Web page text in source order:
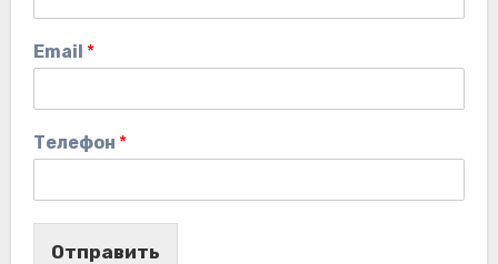
Email *
Телефон *
Отправить